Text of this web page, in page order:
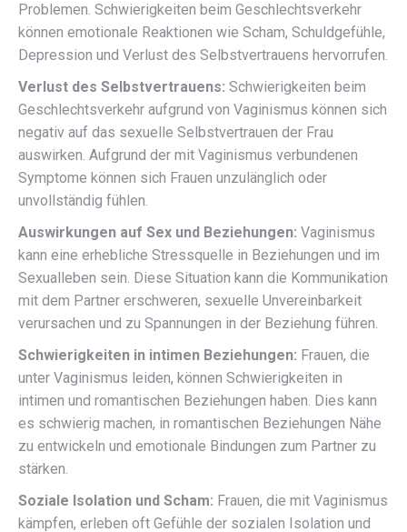
Problemen. Schwierigkeiten beim Geschlechtsverkehr
können emotionale Reaktionen wie Scham, Schuldgefühle,
Depression und Verlust des Selbstvertrauens hervorrufen.
Verlust des Selbstvertrauens: Schwierigkeiten beim
Geschlechtsverkehr aufgrund von Vaginismus können sich
negativ auf das sexuelle Selbstvertrauen der Frau
auswirken. Aufgrund der mit Vaginismus verbundenen
Symptome können sich Frauen unzulänglich oder
unvollständig fühlen.
Auswirkungen auf Sex und Beziehungen: Vaginismus
kann eine erhebliche Stressquelle in Beziehungen und im
Sexualleben sein. Diese Situation kann die Kommunikation
mit dem Partner erschweren, sexuelle Unvereinbarkeit
verursachen und zu Spannungen in der Beziehung führen.
Schwierigkeiten in intimen Beziehungen: Frauen, die
unter Vaginismus leiden, können Schwierigkeiten in
intimen und romantischen Beziehungen haben. Dies kann
es schwierig machen, in romantischen Beziehungen Nähe
zu entwickeln und emotionale Bindungen zum Partner zu
stärken.
Soziale Isolation und Scham: Frauen, die mit Vaginismus
kämpfen, erleben oft Gefühle der sozialen Isolation und